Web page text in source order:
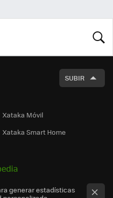
SUBIR
Xataka Móvil
Xataka Smart Home
generar estadísticas